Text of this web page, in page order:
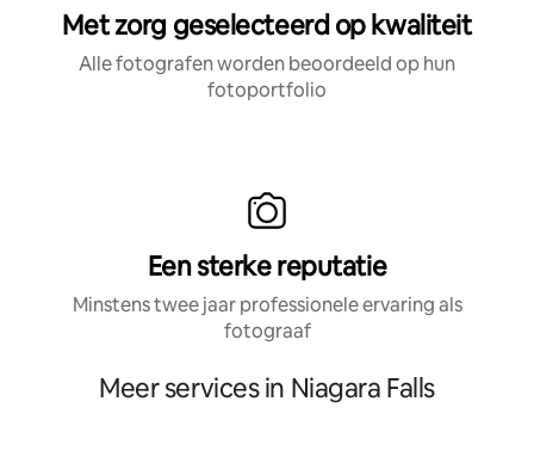
Met zorg geselecteerd op kwaliteit
Alle fotografen worden beoordeeld op hun
fotoportfolio
Een sterke reputatie
Minstens twee jaar professionele ervaring als
fotograaf
Meer services in Niagara Falls